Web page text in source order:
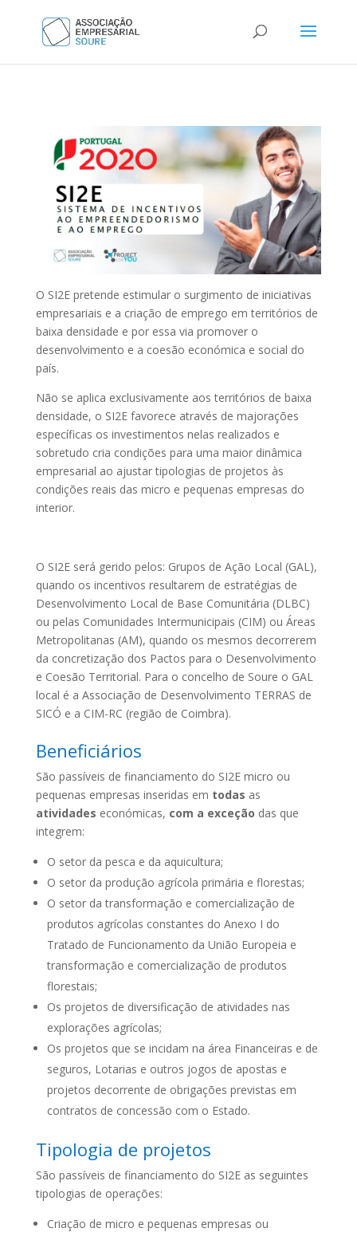
O SI2E pretende estimular o surgimento de iniciativas
empresariais e a criação de emprego em territórios de
baixa densidade e por essa via promover o
desenvolvimento e a coesão económica e social do
país.
Não se aplica exclusivamente aos territórios de baixa
densidade, o SI2E favorece através de majorações
específicas os investimentos nelas realizados e
sobretudo cria condições para uma maior dinâmica
empresarial ao ajustar tipologias de projetos às
condições reais das micro e pequenas empresas do
interior.
O SI2E será gerido pelos: Grupos de Ação Local (GAL),
quando os incentivos resultarem de estratégias de
Desenvolvimento Local de Base Comunitária (DLBC)
ou pelas Comunidades Intermunicipais (CIM) ou Áreas
Metropolitanas (AM), quando os mesmos decorrerem
da concretização dos Pactos para o Desenvolvimento
e Coesão Territorial. Para o concelho de Soure o GAL
local é a Associação de Desenvolvimento TERRAS de
SICÓ e a CIM-RC (região de Coimbra).
Beneficiários
São passíveis de financiamento do SI2E micro ou
pequenas empresas inseridas em todas as
atividades económicas, com a exceção das que
integrem:
O setor da pesca e da aquicultura;
O setor da produção agrícola primária e florestas;
O setor da transformação e comercialização de
produtos agrícolas constantes do Anexo I do
Tratado de Funcionamento da União Europeia e
transformação e comercialização de produtos
florestais;
Os projetos de diversificação de atividades nas
explorações agrícolas;
Os projetos que se incidam na área Financeiras e de
seguros, Lotarias e outros jogos de apostas e
projetos decorrente de obrigações previstas em
contratos de concessão com o Estado.
Tipologia de projetos
São passíveis de financiamento do SI2E as seguintes
tipologias de operações:
Criação de micro e pequenas empresas ou